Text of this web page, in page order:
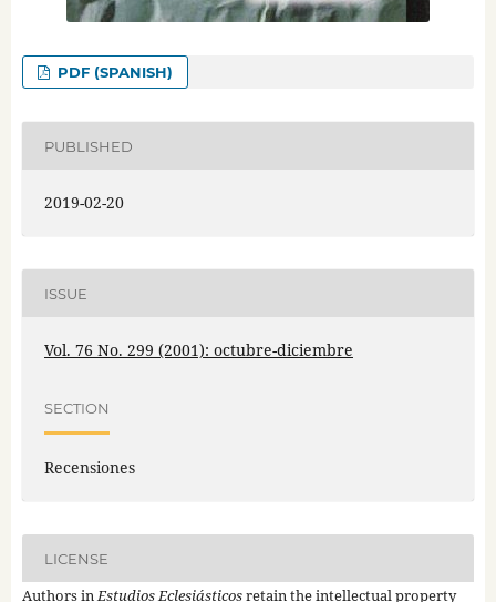
PDF (SPANISH)
PUBLISHED
2019-02-20
ISSUE
Vol. 76 No. 299 (2001): octubre-diciembre
SECTION
Recensiones
LICENSE
Authors inEstudios Eclesiásticosretain the intellectual property